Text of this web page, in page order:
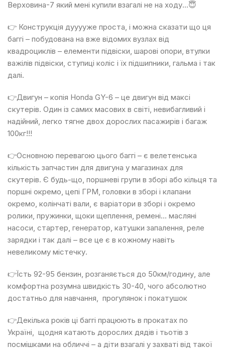
Верховина-7 який мені купили взагалі не на ходу…😇
👉 Конструкція дууууже проста, і можна сказати що ця
баггі – побудована на вже відомих вузлах від
квадроциклів – елементи підвіски, шарові опори, втулки
важілів підвіски, ступиці коліс і їх підшипники, гальма і так
далі.
👉Двигун – копія Honda GY-6 – це двигун від максі
скутерів. Один із самих масових в світі, невибагливий і
надійний, легко тягне двох дорослих пасажирів і багаж
100кг!!!
👉Основною перевагою цього баггі – є велетенська
кількість запчастин для двигуна у магазинах для
скутерів. Є будь-що, поршневі групи в зборі або кільця та
поршні окремо, цепі ГРМ, головки в зборі і клапани
окремо, колінчаті вали, є варіатори в зборі і окремо
ролики, пружинки, щоки щеплення, ремені… масляні
насоси, стартер, генератор, катушки запалення, реле
зарядки і так далі – все це є в кожному навіть
невеликому містечку.
👉Їсть 92-95 бензин, розганяється до 50км/годину, але
комфортна розумна швидкість 30-40, чого абсолютно
достатньо для навчання, прогулянок і покатушок
👉Декілька років ці баггі працюють в прокатах по
Україні, щодня катають дорослих дядів і тьотів з
посмішками на обличчі – а діти взагалі у захваті від такої